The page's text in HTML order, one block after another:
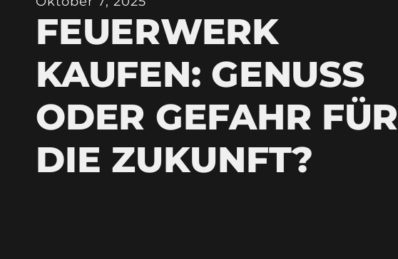
FEUERWERK
KAUFEN: GENUSS
ODER GEFAHR FÜR
DIE ZUKUNFT?